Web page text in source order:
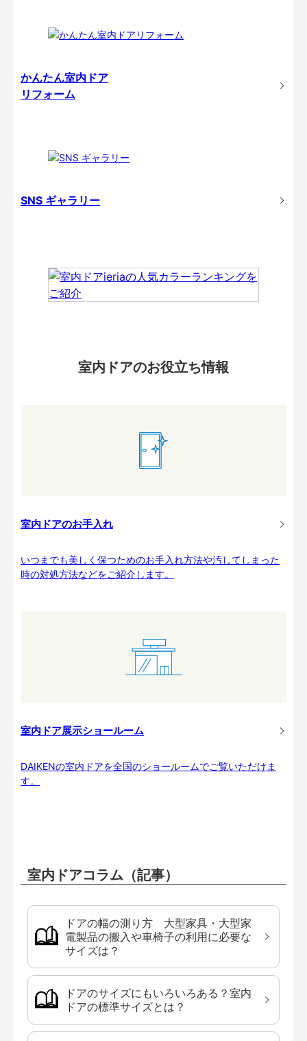
かんたん室内ドア
リフォーム
SNS ギャラリー
室内ドアのお役立ち情報
室内ドアのお手入れ
いつまでも美しく保つためのお手入れ方法や汚してしまった
時の対処方法などをご紹介します。
室内ドア展示ショールーム
DAIKENの室内ドアを全国のショールームでご覧いただけま
す。
室内ドアコラム（記事）
ドアの幅の測り方 大型家具・大型家
電製品の搬入や車椅子の利用に必要な
サイズは？
ドアのサイズにもいろいろある？室内
ドアの標準サイズとは？